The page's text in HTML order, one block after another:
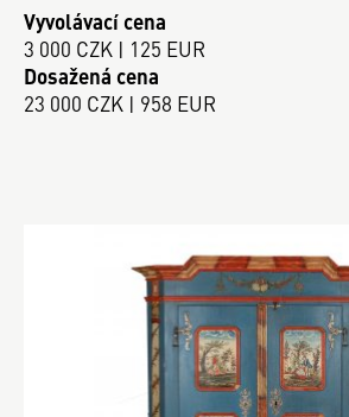
Vyvolávací cena
3 000 CZK | 125 EUR
Dosažená cena
23 000 CZK | 958 EUR